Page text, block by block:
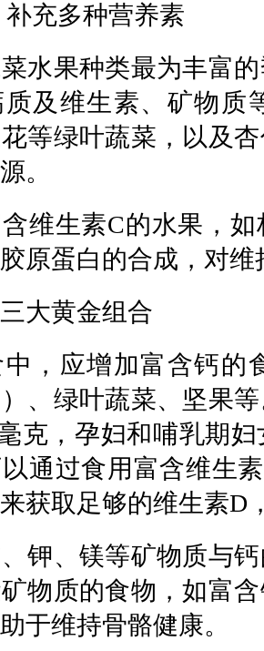
充多种营养素
水果种类最为丰富
及维生素、矿物质
等绿叶蔬菜，以及
。
维生素C的水果，
原蛋白的合成，对
大黄金组合
中，应增加富含钙的
、绿叶蔬菜、坚果
克，孕妇和哺乳期
通过食用富含维生
获取足够的维生素D
钾、镁等矿物质与
物质的食物，如富
于维持骨骼健康。